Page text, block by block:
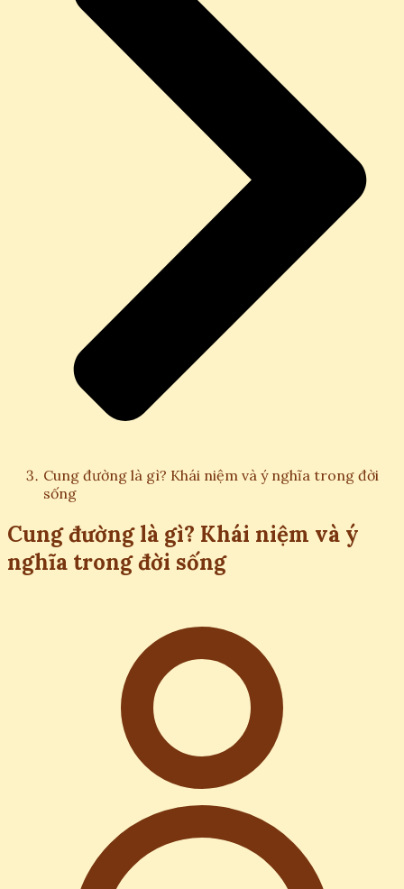
Cung đường là gì? Khái niệm và ý nghĩa trong đời
sống
Cung đường là gì? Khái niệm và ý
nghĩa trong đời sống